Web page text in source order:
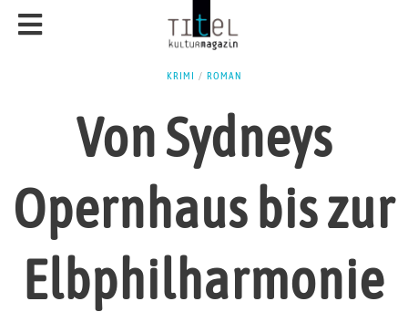
KRIMI / ROMAN
Von Sydneys
Opernhaus bis zur
Elbphilharmonie